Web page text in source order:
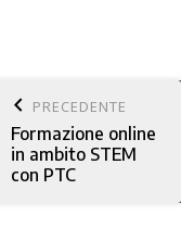
keyboard_arrow_left PRECEDENTE
Formazione online
in ambito STEM
con PTC